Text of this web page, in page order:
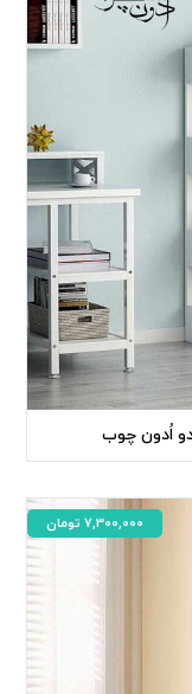
اُدون چوب
7,300,000 تومان